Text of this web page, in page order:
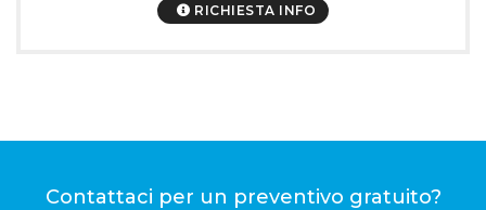
RICHIESTA INFO
Contattaci per un preventivo gratuito?